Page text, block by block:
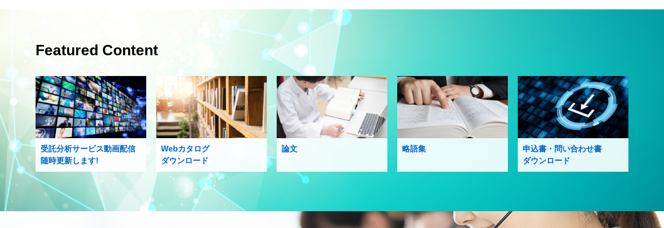
Featured Content
受託分析サービス動画配信
随時更新します!
Webカタログ
ダウンロード
論文 略語集
申込書・問い合わせ書
ダウンロード